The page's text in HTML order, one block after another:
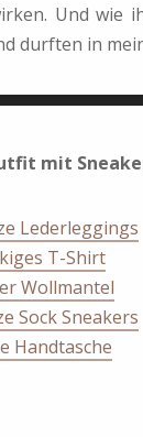
Und wie
durften in
mit
Lederleggings
T-Shirt
Wollmantel
Sock Sneakers
Handtasche